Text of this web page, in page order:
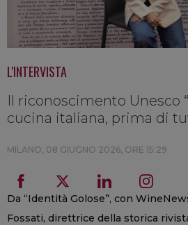
L'INTERVISTA
Il riconoscimento Unesco
cucina italiana, prima di
MILANO, 08 GIUGNO 2026, ORE 15:29
Da “Identità Golose”, con
Fossati, direttrice della storica